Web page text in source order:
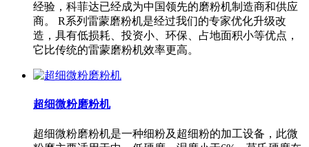
经验，科菲达已经成为中国领先的磨粉机制造商和供应
商。 R系列雷蒙磨粉机是经过我们的专家优化升级改
造，具有低损耗、投资小、环保、占地面积小等优点，
它比传统的雷蒙磨粉机效率更高。
超细微粉磨粉机
超细微粉磨粉机是一种细粉及超细粉的加工设备，此微